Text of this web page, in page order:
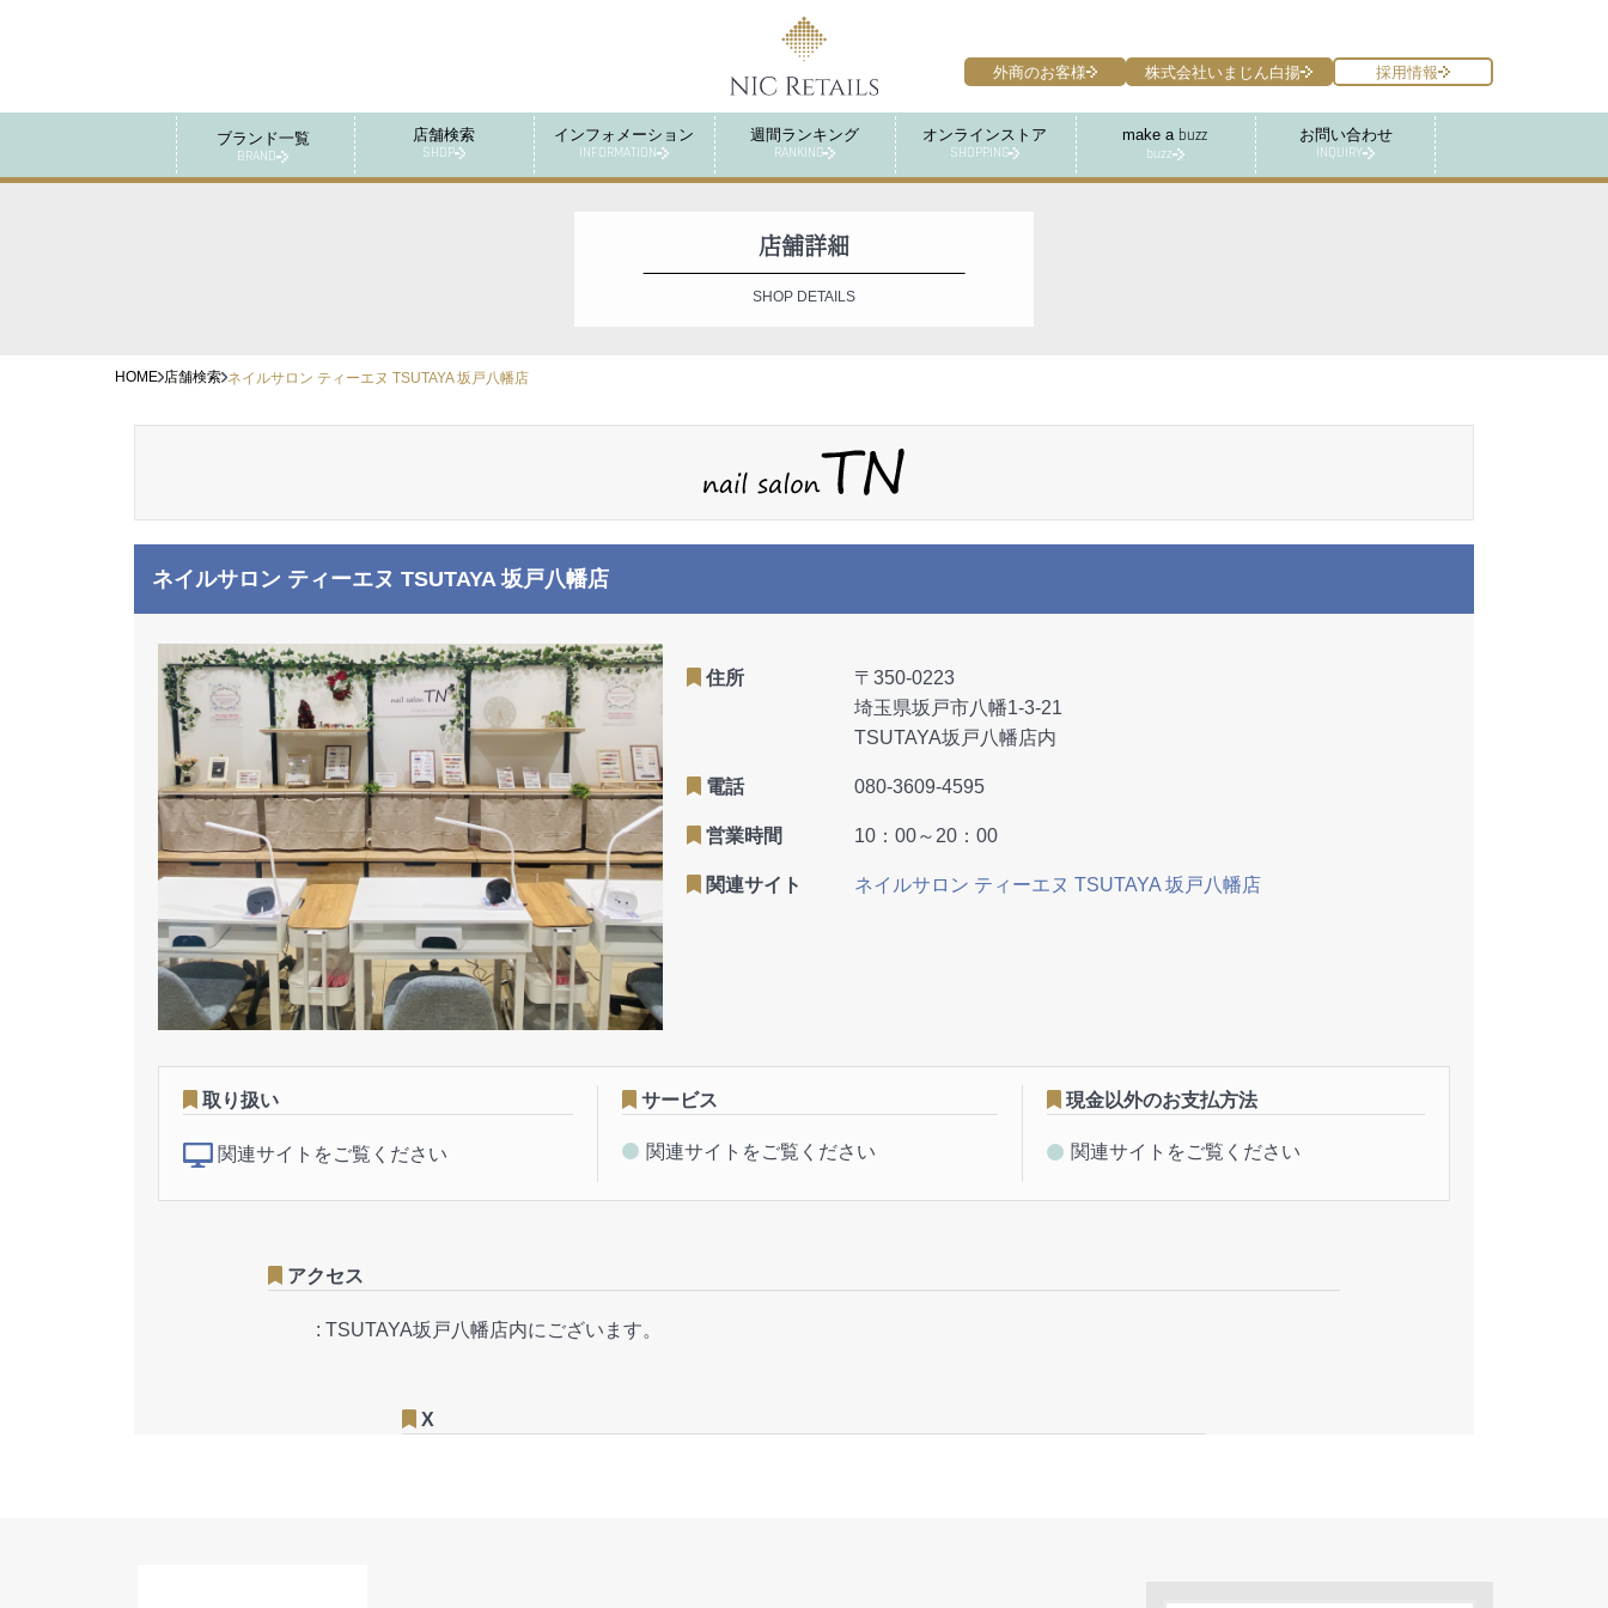
ブランド一覧
BRAND
店舗検索
SHOP
インフォメーション
INFORMATION
週間ランキング
RANKING
オンラインストア
SHOPPING
make a buzz
buzz
お問い合わせ
INQUIRY
外商のお客様 株式会社いまじん白揚 採用情報
店舗詳細
SHOP DETAILS
HOME 店舗検索 ネイルサロン ティーエヌ TSUTAYA 坂戸八幡店
ネイルサロン ティーエヌ TSUTAYA 坂戸八幡店
住所
〒350-0223
埼玉県坂戸市八幡1-3-21
TSUTAYA坂戸八幡店内
電話 080-3609-4595
営業時間 10：00～20：00
関連サイト ネイルサロン ティーエヌ TSUTAYA 坂戸八幡店
取り扱い
関連サイトをご覧ください
サービス
関連サイトをご覧ください
現金以外のお支払方法
関連サイトをご覧ください
アクセス
: TSUTAYA坂戸八幡店内にございます。
X